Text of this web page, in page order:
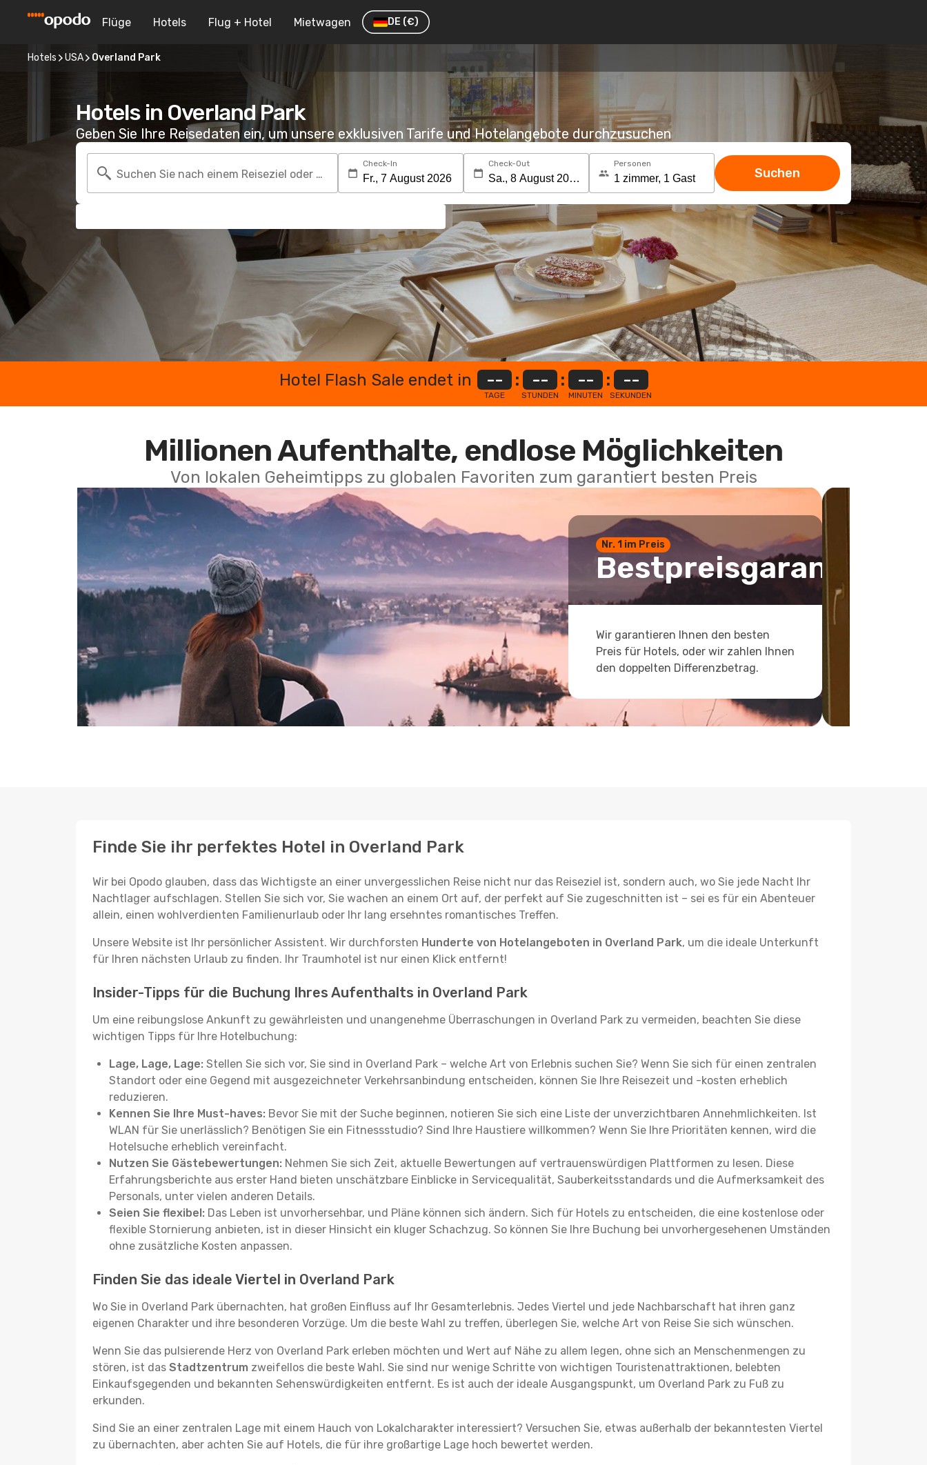
Flüge Hotels Flug + Hotel Mietwagen DE (€)
Hotels USA Overland Park
Hotels in Overland Park
Geben Sie Ihre Reisedaten ein, um unsere exklusiven Tarife und Hotelangebote durchzusuchen
Suchen Sie nach einem Reiseziel oder Hotel
Check-In Check-Out Personen
Suchen
Hotel Flash Sale endet in --
TAGE
: --
STUNDEN
: --
MINUTEN
: --
SEKUNDEN
Millionen Aufenthalte, endlose Möglichkeiten
Von lokalen Geheimtipps zu globalen Favoriten zum garantiert besten Preis
Nr. 1 im Preis
Bestpreisgarantie
Wir garantieren Ihnen den besten
Preis für Hotels, oder wir zahlen Ihnen
den doppelten Differenzbetrag.
Finde Sie ihr perfektes Hotel in Overland Park
Wir bei Opodo glauben, dass das Wichtigste an einer unvergesslichen Reise nicht nur das Reiseziel ist, sondern auch, wo Sie jede Nacht Ihr
Nachtlager aufschlagen. Stellen Sie sich vor, Sie wachen an einem Ort auf, der perfekt auf Sie zugeschnitten ist – sei es für ein Abenteuer
allein, einen wohlverdienten Familienurlaub oder Ihr lang ersehntes romantisches Treffen.
Unsere Website ist Ihr persönlicher Assistent. Wir durchforsten Hunderte von Hotelangeboten in Overland Park, um die ideale Unterkunft
für Ihren nächsten Urlaub zu finden. Ihr Traumhotel ist nur einen Klick entfernt!
Insider-Tipps für die Buchung Ihres Aufenthalts in Overland Park
Um eine reibungslose Ankunft zu gewährleisten und unangenehme Überraschungen in Overland Park zu vermeiden, beachten Sie diese
wichtigen Tipps für Ihre Hotelbuchung:
Lage, Lage, Lage: Stellen Sie sich vor, Sie sind in Overland Park – welche Art von Erlebnis suchen Sie? Wenn Sie sich für einen zentralen
Standort oder eine Gegend mit ausgezeichneter Verkehrsanbindung entscheiden, können Sie Ihre Reisezeit und -kosten erheblich
reduzieren.
Kennen Sie Ihre Must-haves: Bevor Sie mit der Suche beginnen, notieren Sie sich eine Liste der unverzichtbaren Annehmlichkeiten. Ist
WLAN für Sie unerlässlich? Benötigen Sie ein Fitnessstudio? Sind Ihre Haustiere willkommen? Wenn Sie Ihre Prioritäten kennen, wird die
Hotelsuche erheblich vereinfacht.
Nutzen Sie Gästebewertungen: Nehmen Sie sich Zeit, aktuelle Bewertungen auf vertrauenswürdigen Plattformen zu lesen. Diese
Erfahrungsberichte aus erster Hand bieten unschätzbare Einblicke in Servicequalität, Sauberkeitsstandards und die Aufmerksamkeit des
Personals, unter vielen anderen Details.
Seien Sie flexibel: Das Leben ist unvorhersehbar, und Pläne können sich ändern. Sich für Hotels zu entscheiden, die eine kostenlose oder
flexible Stornierung anbieten, ist in dieser Hinsicht ein kluger Schachzug. So können Sie Ihre Buchung bei unvorhergesehenen Umständen
ohne zusätzliche Kosten anpassen.
Finden Sie das ideale Viertel in Overland Park
Wo Sie in Overland Park übernachten, hat großen Einfluss auf Ihr Gesamterlebnis. Jedes Viertel und jede Nachbarschaft hat ihren ganz
eigenen Charakter und ihre besonderen Vorzüge. Um die beste Wahl zu treffen, überlegen Sie, welche Art von Reise Sie sich wünschen.
Wenn Sie das pulsierende Herz von Overland Park erleben möchten und Wert auf Nähe zu allem legen, ohne sich an Menschenmengen zu
stören, ist das Stadtzentrum zweifellos die beste Wahl. Sie sind nur wenige Schritte von wichtigen Touristenattraktionen, belebten
Einkaufsgegenden und bekannten Sehenswürdigkeiten entfernt. Es ist auch der ideale Ausgangspunkt, um Overland Park zu Fuß zu
erkunden.
Sind Sie an einer zentralen Lage mit einem Hauch von Lokalcharakter interessiert? Versuchen Sie, etwas außerhalb der bekanntesten Viertel
zu übernachten, aber achten Sie auf Hotels, die für ihre großartige Lage hoch bewertet werden.